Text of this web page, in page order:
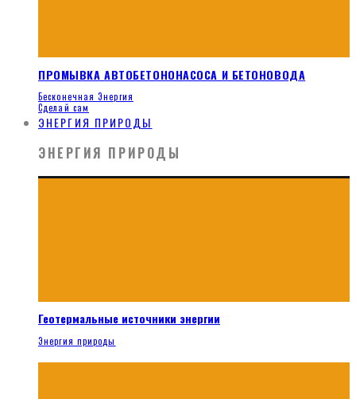
ПРОМЫВКА АВТОБЕТОНОНАСОСА И БЕТОНОВОДА
Бесконечная Энергия
Сделай сам
ЭНЕРГИЯ ПРИРОДЫ
ЭНЕРГИЯ ПРИРОДЫ
Геотермальные источники энергии
Энергия природы